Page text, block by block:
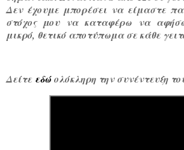
Δεν έχουμε μπορέσει να είμαστε
στόχος μου να καταφέρω να
μικρό, θετικό αποτύπωμα σε κάθε
Δείτε εδώολόκληρη την συνέντευξη